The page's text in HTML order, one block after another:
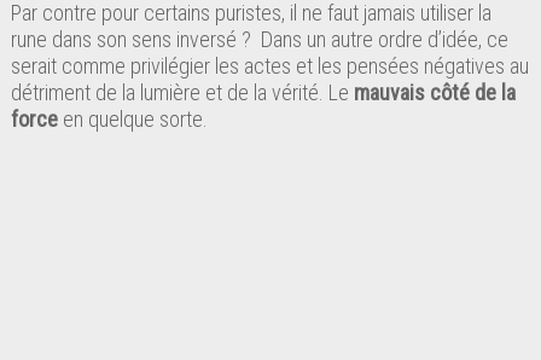
Par contre pour certains puristes, il ne faut jamais utiliser la
rune dans son sens inversé ? Dans un autre ordre d’idée, ce
serait comme privilégier les actes et les pensées négatives au
détriment de la lumière et de la vérité. Le mauvais côté de la
forceen quelque sorte.